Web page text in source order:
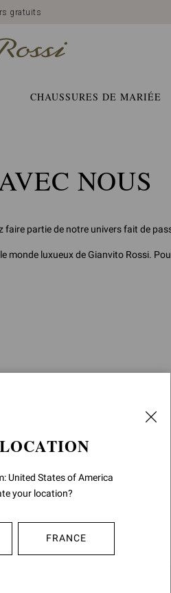
gratuits
CHAUSSURES DE MARIÉE
NOUS
faire partie de notre univers fait de
monde luxueux de Gianvito Rossi.
United States of America
your location?
FRANCE